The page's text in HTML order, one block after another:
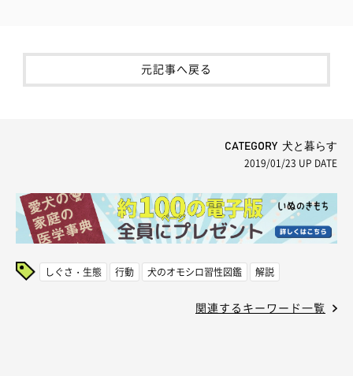
元記事へ戻る
CATEGORY 犬と暮らす
2019/01/23 UP DATE
しぐさ・生態 行動 犬のオモシロ習性図鑑 解説
関連するキーワード一覧